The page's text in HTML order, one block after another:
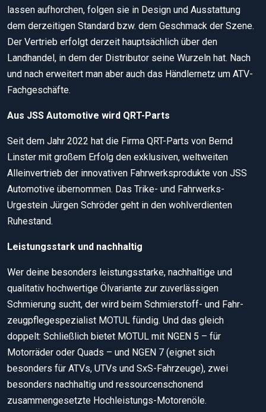
lassen aufhorchen, folgen sie in Design und Ausstattung
dem derzeitigen Standard bzw. dem Geschmack der Szene.
Der Vertrieb erfolgt derzeit hauptsächlich über den
Landhandel, in dem der Distributor seine Wurzeln hat. Nach
und nach erweitert man aber auch das Händlernetz um ATV-
Fachgeschäfte.
Aus JSS Automotive wird QRT-Parts
Seit dem Jahr 2022 hat die Firma QRT-Parts von Bernd
Linster mit großem Erfolg den exklusiven, weltweiten
Alleinvertrieb der innovativen Fahrwerksprodukte von JSS
Automotive übernommen. Das Trike- und Fahrwerks-
Urgestein Jürgen Schröder geht in den wohlverdienten
Ruhestand.
Leistungsstark und nachhaltig
Wer deine besonders leistungsstarke, nachhaltige und
qualitativ hochwertige Ölvariante zur zuverlässigen
Schmierung sucht, der wird beim Schmierstoff- und Fahr­
zeugpflegespezialist MOTUL fündig. Und das gleich
doppelt: Schließlich bietet MOTUL mit NGEN 5 – für
Motorräder oder Quads – und NGEN 7 (eignet sich
besonders für ATVs, UTVs und SxS-Fahrzeuge), zwei
besonders nachhaltig und ressourcenschonend
zusammengesetzte Hochleistungs-Motorenöle.